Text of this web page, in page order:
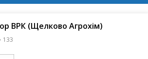
ВРК (Щелково Агрохім)
133